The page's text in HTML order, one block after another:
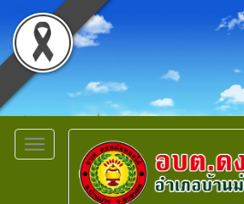
Toggle
navigation